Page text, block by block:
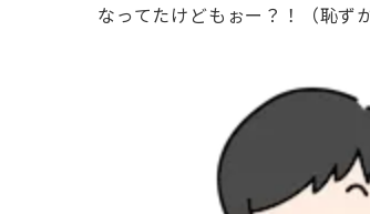
なってたけどもぉー？！（恥ず